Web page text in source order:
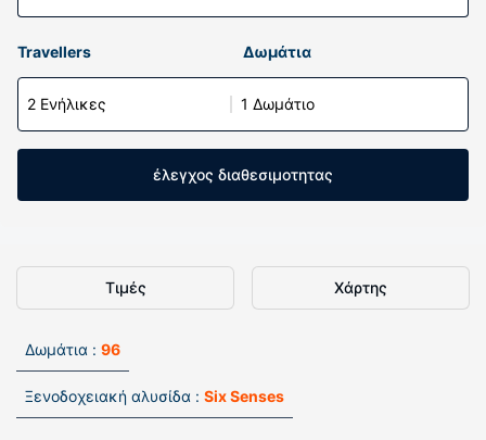
Travellers Δωμάτια
2 Ενήλικες 1 Δωμάτιο
έλεγχος διαθεσιμοτητας
Τιμές Χάρτης
Δωμάτια : 96
Ξενοδοχειακή αλυσίδα : Six Senses